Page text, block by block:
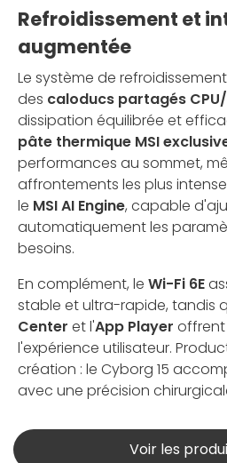
Refroidissement et
augmentée
Le système de
des caloducs partagés CPU/
dissipation équilibrée et
pâte thermique MSI
performances au sommet,
affrontements les plus
le MSI AI Engine, capable
automatiquement les
besoins.
En complément, le Wi-Fi 6E
stable et ultra-rapide, tandis
Center et l'App Player
l'expérience utilisateur.
création : le Cyborg 15
avec une précision
Voir les